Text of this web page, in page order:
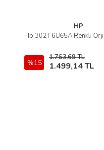
HP
Hp 302 F6U65A Renkli
%15
1.763,69 TL
1.499,14 TL
İncele
Sepete Ekle